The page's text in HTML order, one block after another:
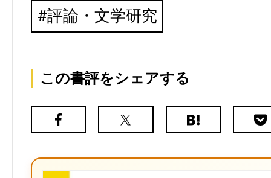
評論・文学研究
この書評をシェアする
Facebook
X（旧
は